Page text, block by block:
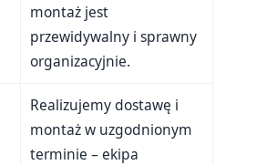
montaż jest
przewidywalny i sprawny
organizacyjnie.
Realizujemy dostawę i
montaż w uzgodnionym
terminie – ekipa